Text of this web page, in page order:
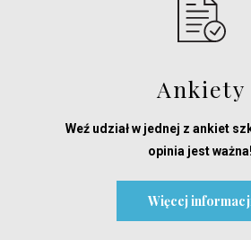
Ankiety
Weź udział w jednej z ankiet
opinia jest ważna!
Więcej